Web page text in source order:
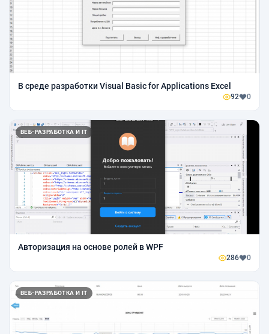
В среде разработки Visual Basic for Applications Excel
92 0
ВЕБ-РАЗРАБОТКА И IT
Авторизация на основе ролей в WPF
286 0
ВЕБ-РАЗРАБОТКА И IT